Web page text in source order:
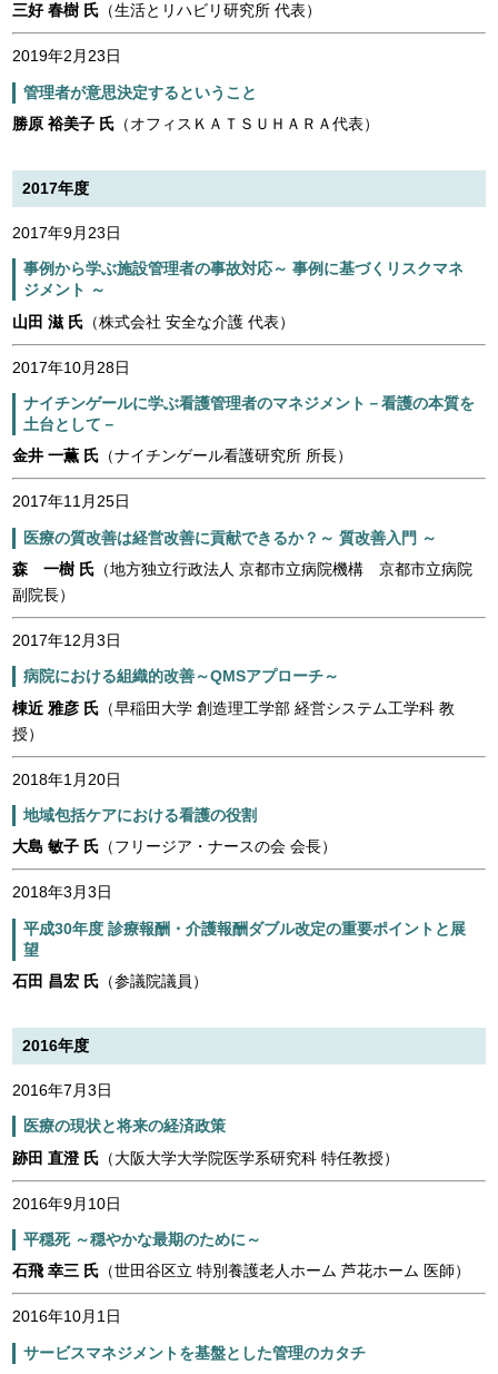
三好 春樹 氏 （生活とリハビリ研究所 代表）
2019年2月23日
管理者が意思決定するということ
勝原 裕美子 氏 （オフィスＫＡＴＳＵＨＡＲＡ代表）
2017年度
2017年9月23日
事例から学ぶ施設管理者の事故対応～ 事例に基づくリスクマネ
ジメント ～
山田 滋 氏 （株式会社 安全な介護 代表）
2017年10月28日
ナイチンゲールに学ぶ看護管理者のマネジメント－看護の本質を
土台として－
金井 一薫 氏 （ナイチンゲール看護研究所 所長）
2017年11月25日
医療の質改善は経営改善に貢献できるか？～ 質改善入門 ～
森 一樹 氏 （地方独立行政法人 京都市立病院機構 京都市立病院
副院長）
2017年12月3日
病院における組織的改善～QMSアプローチ～
棟近 雅彦 氏 （早稲田大学 創造理工学部 経営システム工学科 教
授）
2018年1月20日
地域包括ケアにおける看護の役割
大島 敏子 氏 （フリージア・ナースの会 会長）
2018年3月3日
平成30年度 診療報酬・介護報酬ダブル改定の重要ポイントと展
望
石田 昌宏 氏 （参議院議員）
2016年度
2016年7月3日
医療の現状と将来の経済政策
跡田 直澄 氏 （大阪大学大学院医学系研究科 特任教授）
2016年9月10日
平穏死 ～穏やかな最期のために～
石飛 幸三 氏 （世田谷区立 特別養護老人ホーム 芦花ホーム 医師）
2016年10月1日
サービスマネジメントを基盤とした管理のカタチ